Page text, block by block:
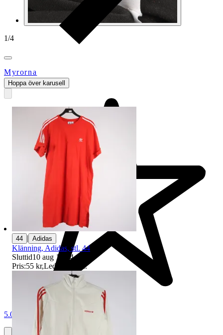
1/4
Myrorna
5.0
Hoppa över karusell
44 | Adidas
Klänning, Adidas, stl. 44
Sluttid10 aug 18:24.
Pris:55 kr,Ledande bud.